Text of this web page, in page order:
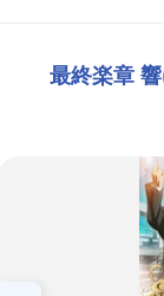
最終楽章